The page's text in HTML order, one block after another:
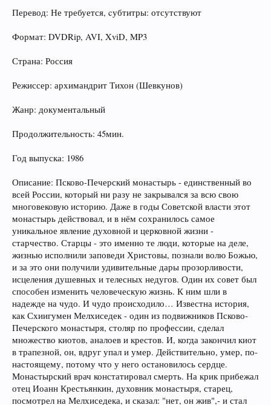
Перевод: Не требуется, cубтитры: отсутствуют
Формат: DVDRip, AVI, XviD, MP3
Страна: Россия
Режиссер: архимандрит Тихон (Шевкунов)
Жанр: документальный
Продолжительность: 45мин.
Год выпуска: 1986
Описание: Псково-Печерский монастырь - единственный во
всей России, который ни разу не закрывался за всю свою
многовековую историю. Даже в годы Советской власти этот
монастырь действовал, и в нём сохранилось самое
уникальное явление духовной и церковной жизни -
старчество. Старцы - это именно те люди, которые на деле,
жизнью исполнили заповеди Христовы, познали волю Божью,
и за это они получили удивительные дары прозорливости,
исцеления душевных и телесных недугов. Один их совет был
способен изменить человеческую жизнь. К ним шли в
надежде на чудо. И чудо происходило… Известна история,
как Схиигумен Мелхиседек - один из подвижников Псково-
Печерского монастыря, столяр по профессии, сделал
множество киотов, аналоев и крестов. И, когда закончил киот
в трапезной, он, вдруг упал и умер. Действительно, умер, по-
настоящему, потому что у него остановилось сердце.
Монастырский врач констатировал смерть. На крик прибежал
отец Иоанн Крестьянкин, духовник монастыря, старец,
посмотрел на Мелхиседека, и сказал: "нет, он жив",- и стал